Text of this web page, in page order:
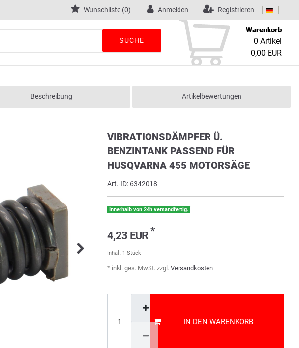
Wunschliste (0) Anmelden Registrieren
SUCHE
Warenkorb
0 Artikel
0,00 EUR
Beschreibung Artikelbewertungen
VIBRATIONSDÄMPFER Ü.
BENZINTANK PASSEND FÜR
HUSQVARNA 455 MOTORSÄGE
Art.-ID: 6342018
Innerhalb von 24h versandfertig.
4,23 EUR *
Inhalt 1 Stück
* inkl. ges. MwSt. zzgl. Versandkosten
IN DEN WARENKORB